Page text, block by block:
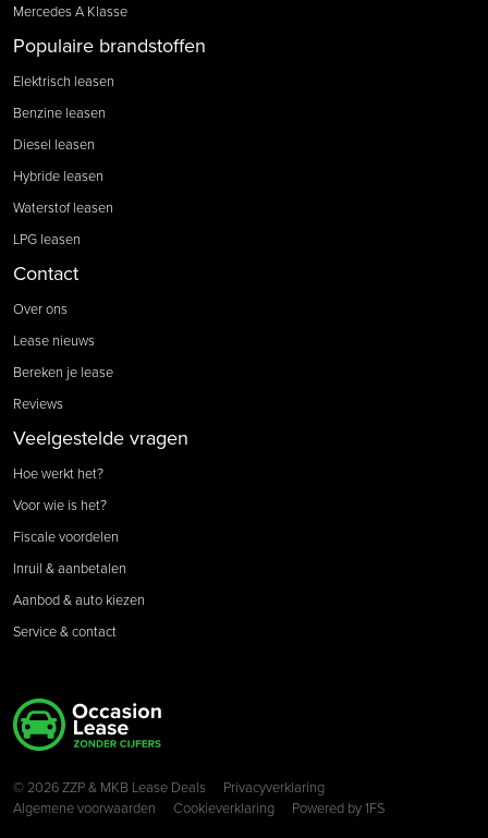
Mercedes A Klasse
Populaire brandstoffen
Elektrisch leasen
Benzine leasen
Diesel leasen
Hybride leasen
Waterstof leasen
LPG leasen
Contact
Over ons
Lease nieuws
Bereken je lease
Reviews
Veelgestelde vragen
Hoe werkt het?
Voor wie is het?
Fiscale voordelen
Inruil & aanbetalen
Aanbod & auto kiezen
Service & contact
Copyright navigation
© 2026 ZZP & MKB Lease Deals
Privacyverklaring
Algemene voorwaarden
Cookieverklaring Powered by1FS